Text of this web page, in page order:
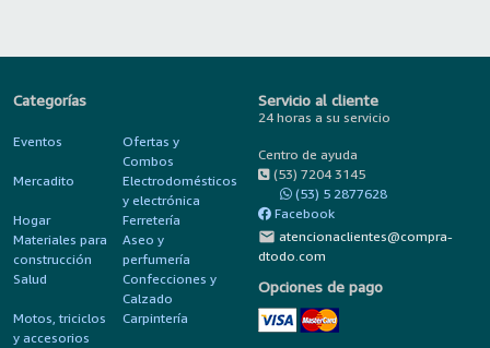
Categorías
Eventos
Ofertas y
Combos
Mercadito
Electrodomésticos
y electrónica
Hogar
Ferretería
Materiales para
construcción
Aseo y
perfumería
Salud
Confecciones y
Calzado
Motos, triciclos
y accesorios
Carpintería
Servicio al cliente
24 horas a su servicio
Centro de ayuda
(53) 7204 3145
(53) 5 2877628
Facebook
mail atencionaclientes@compra-
dtodo.com
Opciones de pago